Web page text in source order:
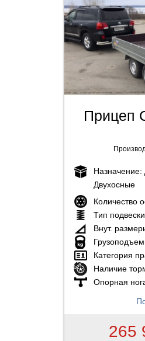
Прицеп
Назначение:
Двухосные
Количество
Тип
Внут.
Категория
Наличие
Опорная
265